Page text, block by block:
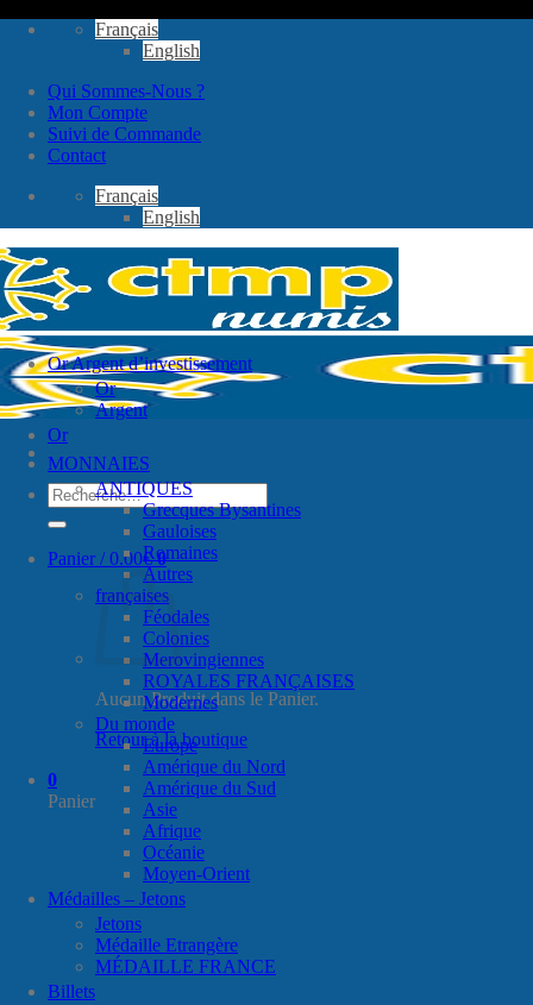
Passer
Français
English
Qui Sommes-Nous ?
Mon Compte
Suivi de Commande
Contact
Français
English
Recherche
pour :
Panier /0.00€ 0
Aucun Produit dans le Panier.
Retour à la boutique
0
Panier
Or Argent d’investissement
Or
Argent
Or
MONNAIES
ANTIQUES
Grecques Bysantines
Gauloises
Romaines
Autres
françaises
Féodales
Colonies
Merovingiennes
ROYALES FRANÇAISES
Modernes
Du monde
Europe
Amérique du Nord
Amérique du Sud
Asie
Afrique
Océanie
Moyen-Orient
Médailles – Jetons
Jetons
Médaille Etrangère
MÉDAILLE FRANCE
Billets